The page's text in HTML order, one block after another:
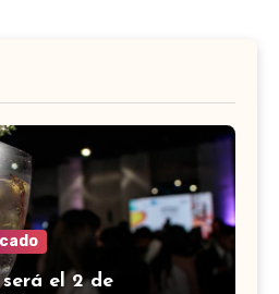
el 2 de